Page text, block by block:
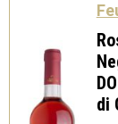
di